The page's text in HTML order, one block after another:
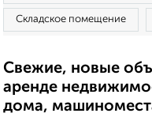
Складское помещение
Свежие, новые
аренде
дома,